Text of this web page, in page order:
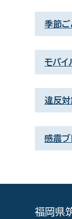
季節
モバイ
違反
感震ブ
福岡県